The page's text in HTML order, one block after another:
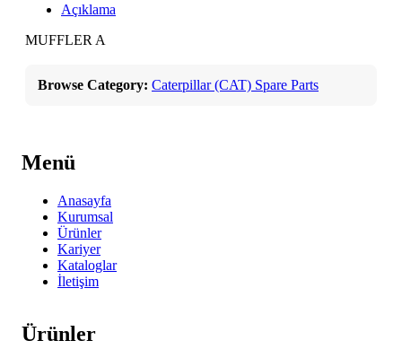
Açıklama
MUFFLER A
Browse Category: Caterpillar (CAT) Spare Parts
Menü
Anasayfa
Kurumsal
Ürünler
Kariyer
Kataloglar
İletişim
Ürünler